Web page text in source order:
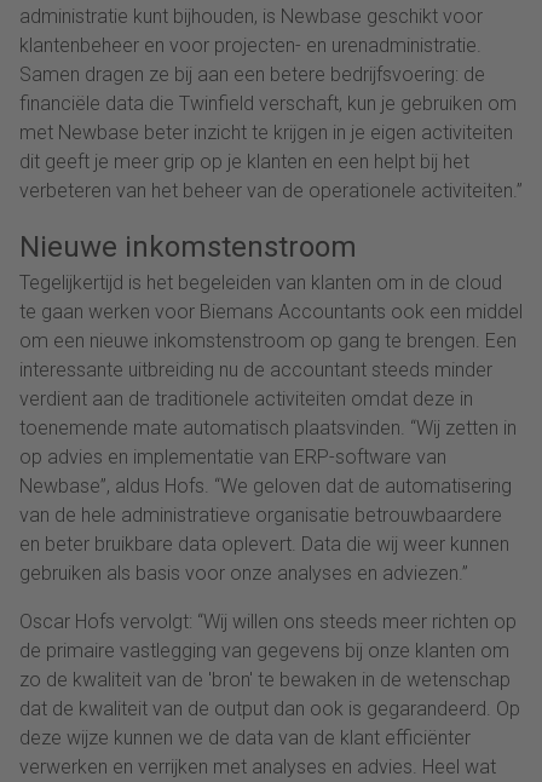
administratie kunt bijhouden, is Newbase geschikt voor
klantenbeheer en voor projecten- en urenadministratie.
Samen dragen ze bij aan een betere bedrijfsvoering: de
financiële data die Twinfield verschaft, kun je gebruiken om
met Newbase beter inzicht te krijgen in je eigen activiteiten
dit geeft je meer grip op je klanten en een helpt bij het
verbeteren van het beheer van de operationele activiteiten.”
Nieuwe inkomstenstroom
Tegelijkertijd is het begeleiden van klanten om in de cloud
te gaan werken voor Biemans Accountants ook een middel
om een nieuwe inkomstenstroom op gang te brengen. Een
interessante uitbreiding nu de accountant steeds minder
verdient aan de traditionele activiteiten omdat deze in
toenemende mate automatisch plaatsvinden. “Wij zetten in
op advies en implementatie van ERP-software van
Newbase”, aldus Hofs. “We geloven dat de automatisering
van de hele administratieve organisatie betrouwbaardere
en beter bruikbare data oplevert. Data die wij weer kunnen
gebruiken als basis voor onze analyses en adviezen.”
Oscar Hofs vervolgt: “Wij willen ons steeds meer richten op
de primaire vastlegging van gegevens bij onze klanten om
zo de kwaliteit van de 'bron' te bewaken in de wetenschap
dat de kwaliteit van de output dan ook is gegarandeerd. Op
deze wijze kunnen we de data van de klant efficiënter
verwerken en verrijken met analyses en advies. Heel wat